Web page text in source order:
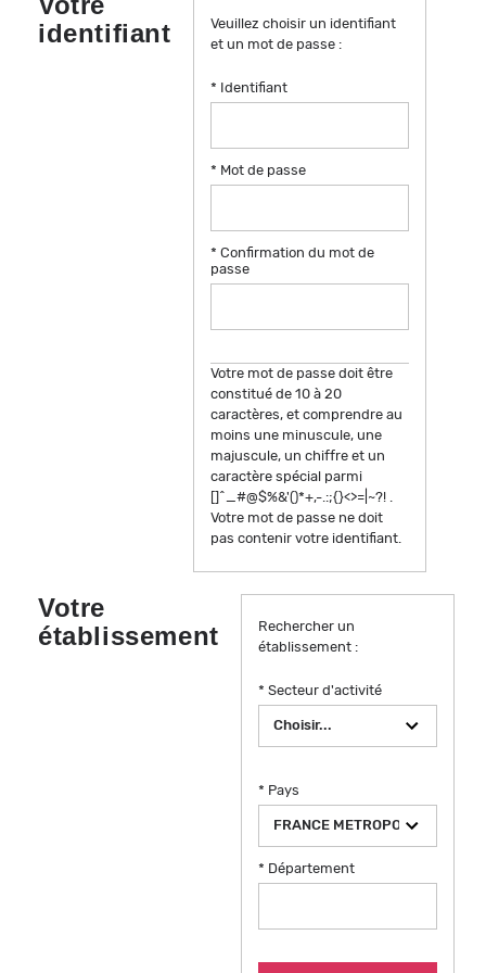
identifiant
Veuillez choisir un identifiant
et un mot de passe :
* Identifiant
* Mot de passe
* Confirmation du mot de
passe
Votre mot de passe doit être
constitué de 10 à 20
caractères, et comprendre au
moins une minuscule, une
majuscule, un chiffre et un
caractère spécial parmi
[]^_#@$%&'()*+,-.:;{}<>=|~?! .
Votre mot de passe ne doit
pas contenir votre identifiant.
Votre
établissement
Rechercher un
établissement :
* Secteur d'activité
* Pays
* Département